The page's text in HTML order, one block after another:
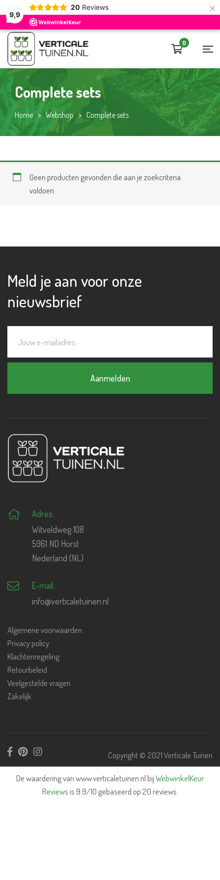
9,9
20 Reviews ×
0
Complete sets
Home > Webshop > Complete sets
Geen producten gevonden die aan je zoekcriteria
voldoen.
Meld je aan voor onze
nieuwsbrief
Aanmelden
Adres:
Witveldweg 108
5961 ND Horst
Nederland (NL)
E-mail:
info@verticaletuinen.nl
Algemene voorwaarden
Privacy policy
Klachtenregeling
Retourbeleid
Veelgestelde vragen
Zakelijk
Copyright © 2021 Verticale Tuinen
De waardering van www.verticaletuinen.nl bijWebwinkelKeur
Reviewsis 9.9/10 gebaseerd op 20 reviews.